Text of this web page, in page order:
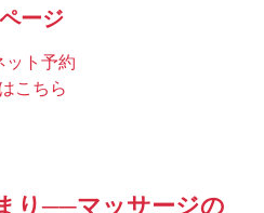
ージ
ト予約
こちら
り──マッサージの